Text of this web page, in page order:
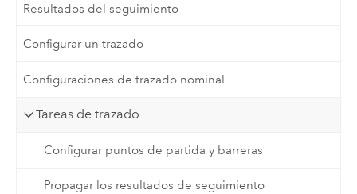
Resultados del seguimiento
Configurar un trazado
Configuraciones de trazado nominal
Tareas de trazado
Configurar puntos de partida y barreras
Propagar los resultados de seguimiento